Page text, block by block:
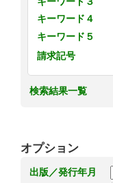
キーワード４
キーワード５
請求記号
検索結果一覧
オプション
出版／発行年月